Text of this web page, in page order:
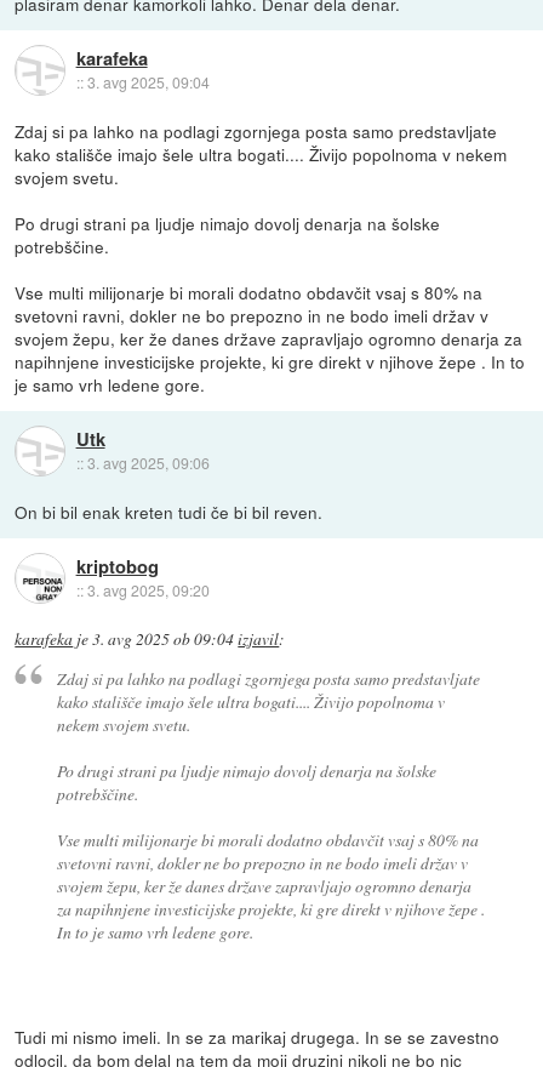
karafeka
::3. avg 2025, 09:04
Zdaj si pa lahko na podlagi zgornjega posta samo predstavljate
kako stališče imajo šele ultra bogati.... Živijo popolnoma v nekem
svojem svetu.
Po drugi strani pa ljudje nimajo dovolj denarja na šolske
potrebščine.
Vse multi milijonarje bi morali dodatno obdavčit vsaj s 80% na
svetovni ravni, dokler ne bo prepozno in ne bodo imeli držav v
svojem žepu, ker že danes države zapravljajo ogromno denarja za
napihnjene investicijske projekte, ki gre direkt v njihove žepe . In to
je samo vrh ledene gore.
Utk
::3. avg 2025, 09:06
On bi bil enak kreten tudi če bi bil reven.
kriptobog
::3. avg 2025, 09:20
karafeka je3. avg 2025 ob 09:04izjavil:
Zdaj si pa lahko na podlagi zgornjega posta samo predstavljate
kako stališče imajo šele ultra bogati.... Živijo popolnoma v
nekem svojem svetu.
Po drugi strani pa ljudje nimajo dovolj denarja na šolske
potrebščine.
Vse multi milijonarje bi morali dodatno obdavčit vsaj s 80% na
svetovni ravni, dokler ne bo prepozno in ne bodo imeli držav v
svojem žepu, ker že danes države zapravljajo ogromno denarja
za napihnjene investicijske projekte, ki gre direkt v njihove žepe .
In to je samo vrh ledene gore.
Tudi mi nismo imeli. In se za marikaj drugega. In se se zavestno
odlocil, da bom delal na tem da moji druzini nikoli ne bo nic